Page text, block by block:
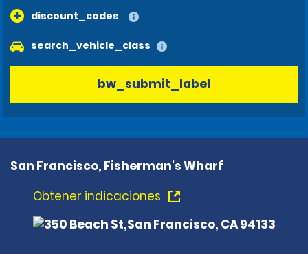
discount_codes
search_vehicle_class
bw_submit_label
San Francisco, Fisherman's Wharf
Obtener indicaciones